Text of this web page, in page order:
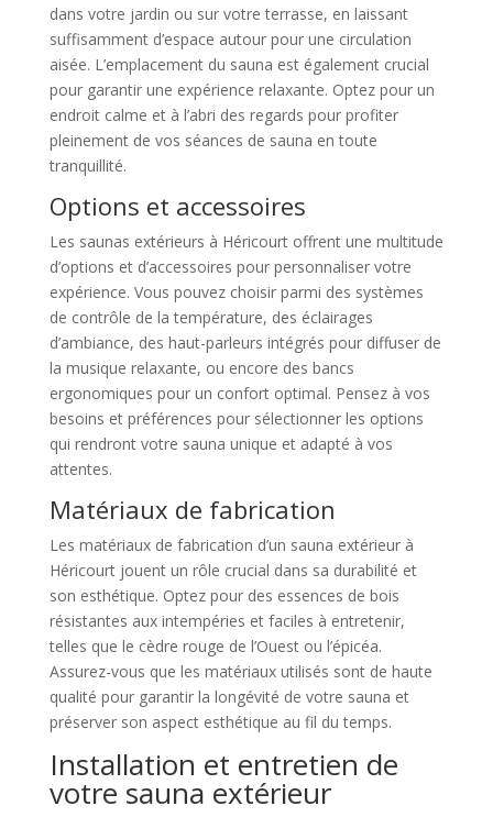
dans votre jardin ou sur votre terrasse, en laissant
suffisamment d’espace autour pour une circulation
aisée. L’emplacement du sauna est également crucial
pour garantir une expérience relaxante. Optez pour un
endroit calme et à l’abri des regards pour profiter
pleinement de vos séances de sauna en toute
tranquillité.
Options et accessoires
Les saunas extérieurs à Héricourt offrent une multitude
d’options et d’accessoires pour personnaliser votre
expérience. Vous pouvez choisir parmi des systèmes
de contrôle de la température, des éclairages
d’ambiance, des haut-parleurs intégrés pour diffuser de
la musique relaxante, ou encore des bancs
ergonomiques pour un confort optimal. Pensez à vos
besoins et préférences pour sélectionner les options
qui rendront votre sauna unique et adapté à vos
attentes.
Matériaux de fabrication
Les matériaux de fabrication d’un sauna extérieur à
Héricourt jouent un rôle crucial dans sa durabilité et
son esthétique. Optez pour des essences de bois
résistantes aux intempéries et faciles à entretenir,
telles que le cèdre rouge de l’Ouest ou l’épicéa.
Assurez-vous que les matériaux utilisés sont de haute
qualité pour garantir la longévité de votre sauna et
préserver son aspect esthétique au fil du temps.
Installation et entretien de
votre sauna extérieur